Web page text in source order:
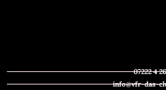
07222 4
info@vfr-das-